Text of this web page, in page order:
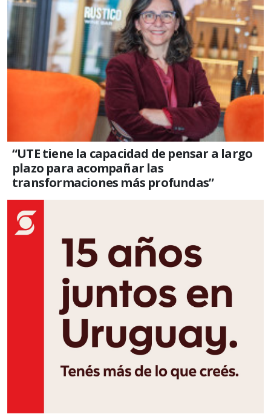
“UTE tiene la capacidad de pensar a largo
plazo para acompañar las
transformaciones más profundas”